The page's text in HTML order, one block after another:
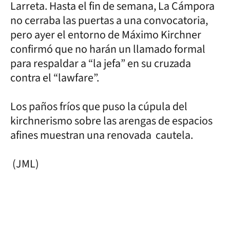
Larreta. Hasta el fin de semana, La Cámpora
no cerraba las puertas a una convocatoria,
pero ayer el entorno de Máximo Kirchner
confirmó que no harán un llamado formal
para respaldar a “la jefa” en su cruzada
contra el “lawfare”.
Los paños fríos que puso la cúpula del
kirchnerismo sobre las arengas de espacios
afines muestran una renovada cautela.
(JML)